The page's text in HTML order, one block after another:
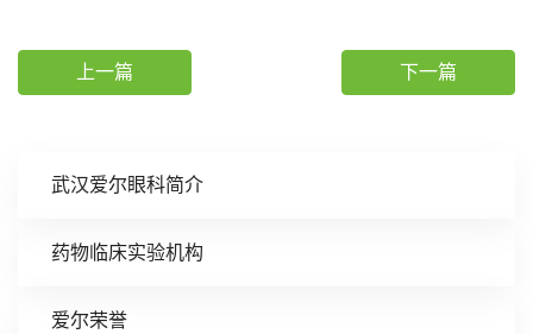
武汉爱尔眼科简介
药物临床实验机构
爱尔荣誉
上一篇 下一篇